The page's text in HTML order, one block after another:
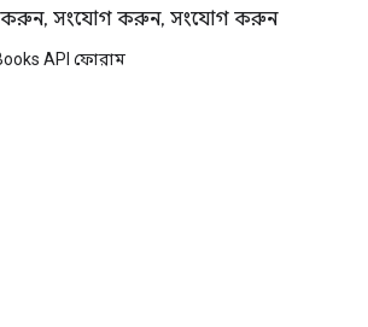
সংযোগ করুন, সংযোগ করুন
API ফোরাম